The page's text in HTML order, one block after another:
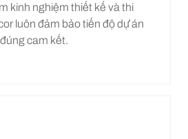
kinh nghiệm thiết kế và thi
luôn đảm bảo tiến độ dự án
đúng cam kết.​